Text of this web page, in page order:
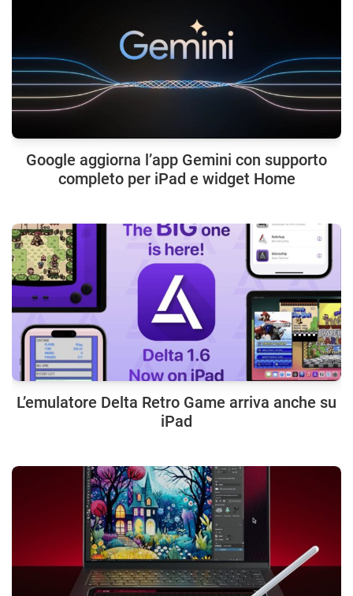
Google aggiorna l’app Gemini con supporto
completo per iPad e widget Home
L’emulatore Delta Retro Game arriva anche su
iPad